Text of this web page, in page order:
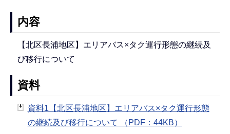
内容
【北区長浦地区】エリアバス×タク運行形態の継続及
び移行について
資料
資料1【北区長浦地区】エリアバス×タク運行形態
の継続及び移行について （PDF：44KB）